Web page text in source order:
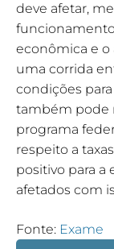
deve afetar,
econômica e o
uma corrida
condições
também pode
programa
respeito a
positivo para a
afetados com
Fonte: Exame